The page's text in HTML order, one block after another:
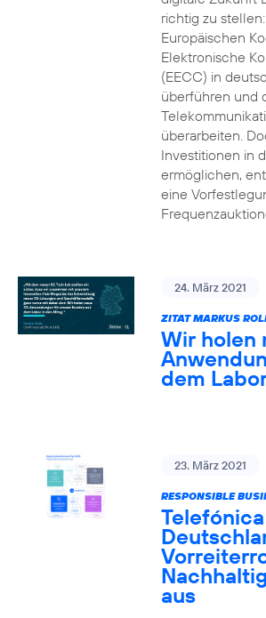
richtig zu
Europäischen
Elektronische
(EECC) in
überführen und
überarbeiten.
Investitionen in
ermöglichen,
eine
24. März 2021
ZITAT MARKUS
Wir holen
dem
23. März 2021
RESPONSIBLE
Telefónica
aus